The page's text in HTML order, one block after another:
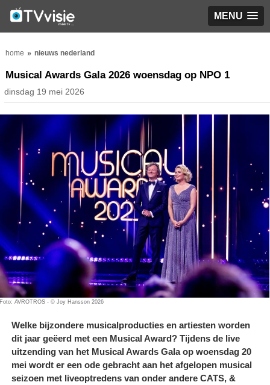
MENU
home nieuws nederland
Musical Awards Gala 2026 woensdag op NPO 1
dinsdag 19 mei 2026
Foto: AVROTROS - © Joy Hansson 2026
Welke bijzondere musicalproducties en artiesten worden
dit jaar geëerd met een Musical Award? Tijdens de live
uitzending van het Musical Awards Gala op woensdag 20
mei wordt er een ode gebracht aan het afgelopen musical
seizoen met liveoptredens van onder andere CATS, &